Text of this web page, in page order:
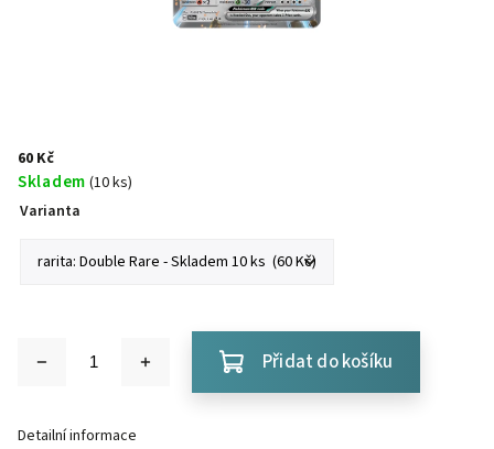
60 Kč
Skladem (10 ks)
Varianta
Přidat do košíku
Detailní informace